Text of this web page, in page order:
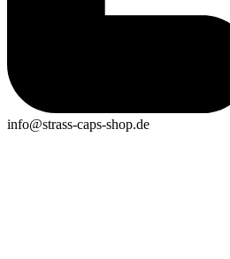
info@strass-caps-shop.de